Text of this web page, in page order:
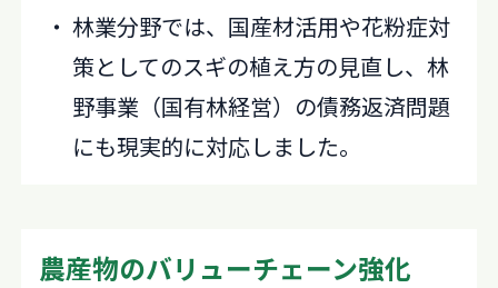
林業分野では、国産材活用や花粉症対
策としてのスギの植え方の見直し、林
野事業（国有林経営）の債務返済問題
にも現実的に対応しました。
農産物のバリューチェーン強化